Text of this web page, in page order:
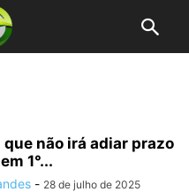
não irá adiar prazo
1°...
- 28 de julho de 2025